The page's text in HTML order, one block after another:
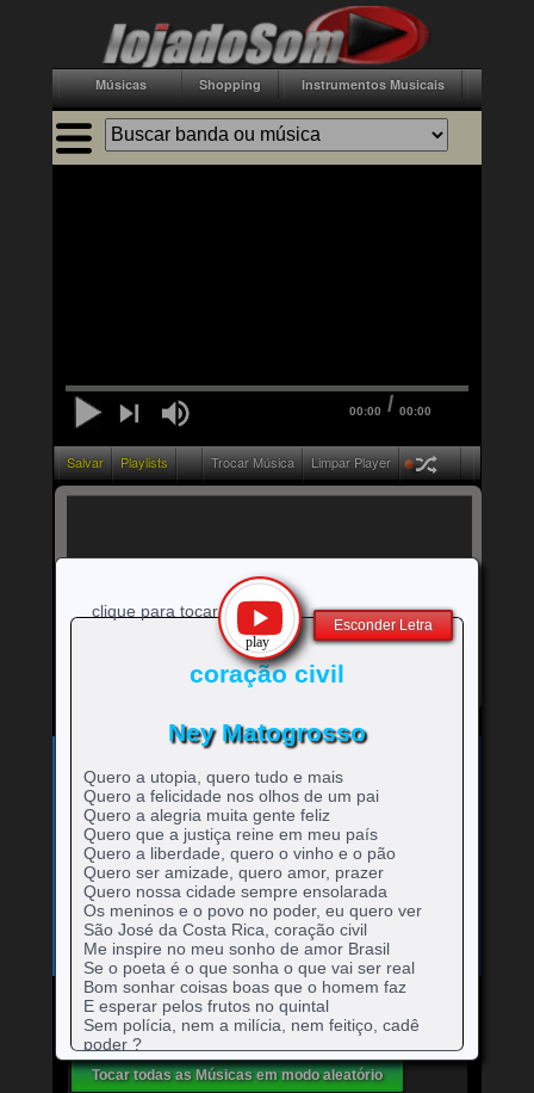
coração civil
Ney Matogrosso
Quero a utopia, quero tudo e mais
Quero a felicidade nos olhos de um pai
Quero a alegria muita gente feliz
Quero que a justiça reine em meu país
Quero a liberdade, quero o vinho e o pão
Quero ser amizade, quero amor, prazer
Quero nossa cidade sempre ensolarada
Os meninos e o povo no poder, eu quero ver
São José da Costa Rica, coração civil
Me inspire no meu sonho de amor Brasil
Se o poeta é o que sonha o que vai ser real
Bom sonhar coisas boas que o homem faz
E esperar pelos frutos no quintal
Sem polícia, nem a milícia, nem feitiço, cadê
poder ?
Viva a preguiça viva a malícia que só a gente é
que sabe ter
clique para tocar
Esconder Letra
Músicas Shopping Instrumentos Musicais
00:00 / 00:00
Salvar Playlists Trocar Música Limpar Player
Exibe
letra
da
música
Bandas e cantores que começam com a Letra
0-9
-
artistas
com
números
Artistas
com
A
Brtistas
com
B
Crtistas
com
C
Drtistas
com
D
Ertistas
com
E
rtistas
com
F
I
rtistas
com
I
Jrtistas
com
J
Krtistas
com
K
Lrtistas
com
L
Mrtistas
com
M
Nrtistas
com
N
Ortistas
com
O
R
rtistas
com
R
Srtistas
com
S
Trtistas
com
T
Urtistas
com
U
Vrtistas
com
V
Wrtistas
com
W
Xrtistas
com
X
com
Mande para o Facebook Mande para o Twitter
Tocar todas as Músicas em modo aleatório